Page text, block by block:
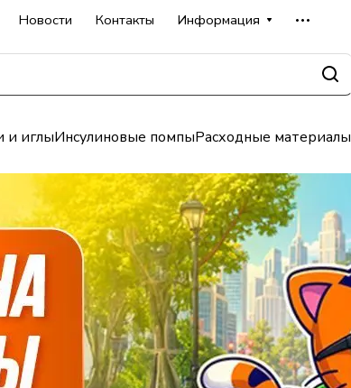
Новости Контакты Информация
и иглыИнсулиновые помпыРасходные материалы